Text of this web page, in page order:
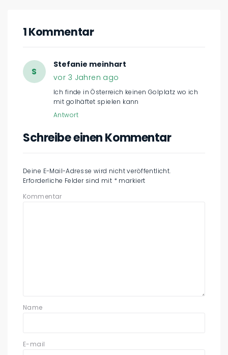
1 Kommentar
S
Stefanie meinhart
vor 3 Jahren ago
Ich finde in Österreich keinen Golplatz wo ich
mit golhäftet spielen kann
Antwort
Schreibe einen Kommentar
Deine E-Mail-Adresse wird nicht veröffentlicht.
Erforderliche Felder sind mit * markiert
Kommentar
Name
E-mail